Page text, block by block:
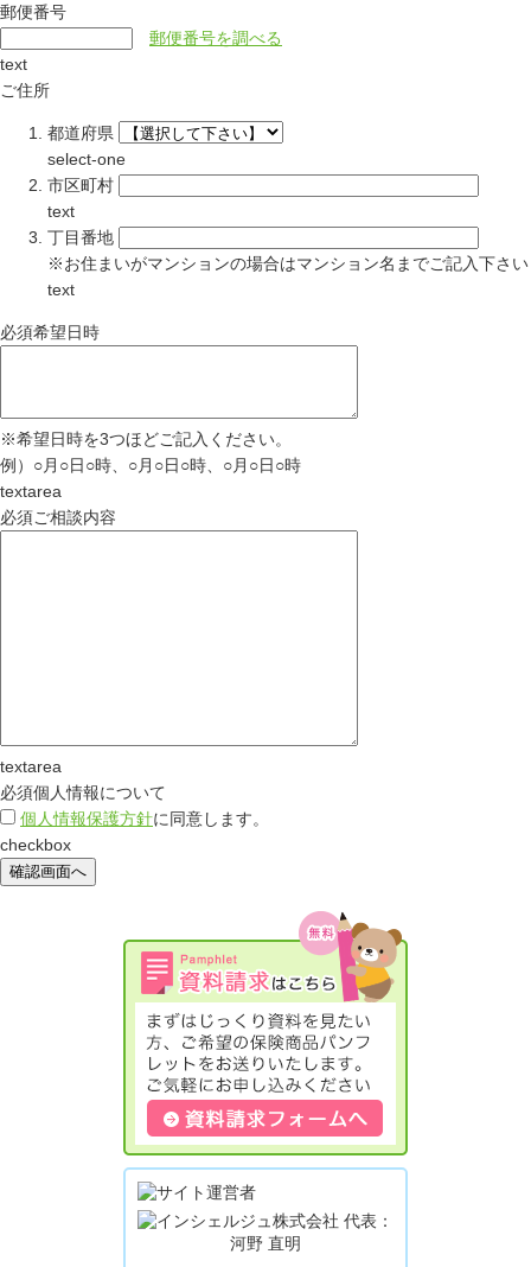
郵便番号
郵便番号を調べる
text
ご住所
都道府県
select-one
市区町村
text
丁目番地
※お住まいがマンションの場合はマンション名までご記入下さい
text
必須希望日時
※希望日時を3つほどご記入ください。
例）○月○日○時、○月○日○時、○月○日○時
textarea
必須ご相談内容
textarea
必須個人情報について
個人情報保護方針に同意します。
checkbox
確認画面へ